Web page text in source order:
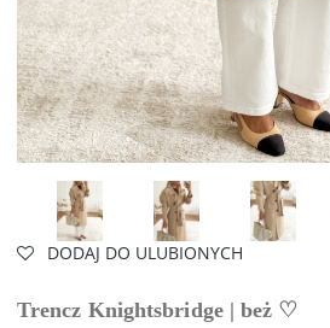
DODAJ DO ULUBIONYCH
Trencz Knightsbridge | beż ♡